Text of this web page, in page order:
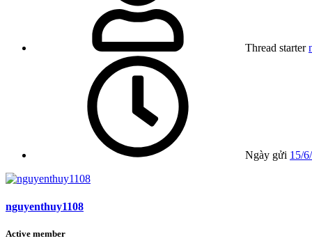
Thread starter
Ngày gửi 15/
nguyenthuy1108
Active member